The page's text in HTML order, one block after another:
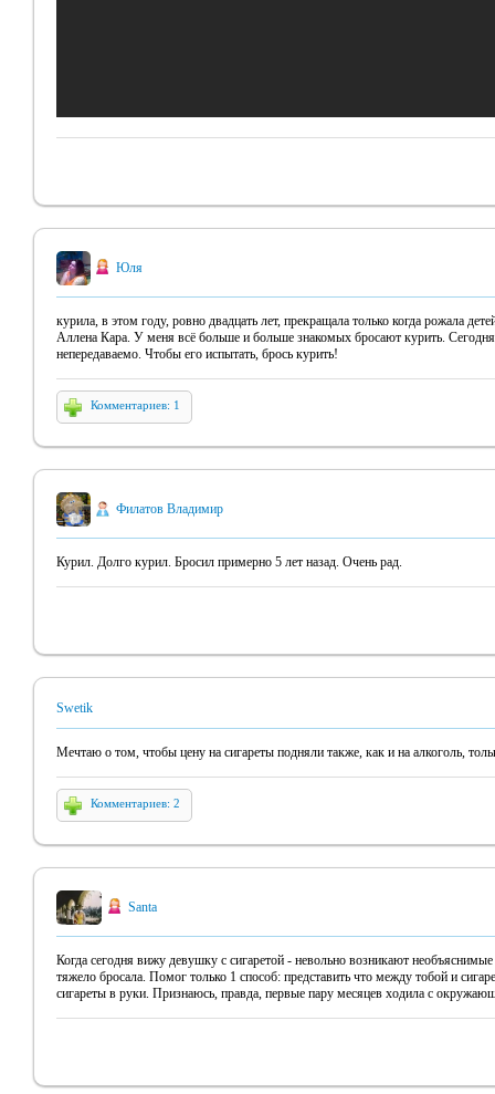
Юля
курила, в этом году, ровно двадцать лет, прекращала только когда рожала
Аллена Кара. У меня всё больше и больше знакомых бросают курить.
непередаваемо. Чтобы его испытать, брось курить!
Комментариев: 1
Филатов Владимир
Курил. Долго курил. Бросил примерно 5 лет назад. Очень рад.
Swetik
Мечтаю о том, чтобы цену на сигареты подняли также, как и на алкоголь,
Комментариев: 2
Santa
Когда сегодня вижу девушку с сигаретой - невольно возникают
тяжело бросала. Помог только 1 способ: представить что между тобой и
сигареты в руки. Признаюсь, правда, первые пару месяцев ходила с